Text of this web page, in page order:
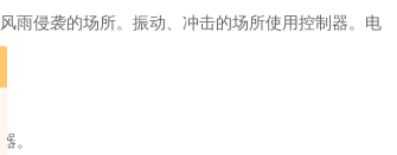
雨侵袭的场所。振动、冲击的场所使用控制器。电
。